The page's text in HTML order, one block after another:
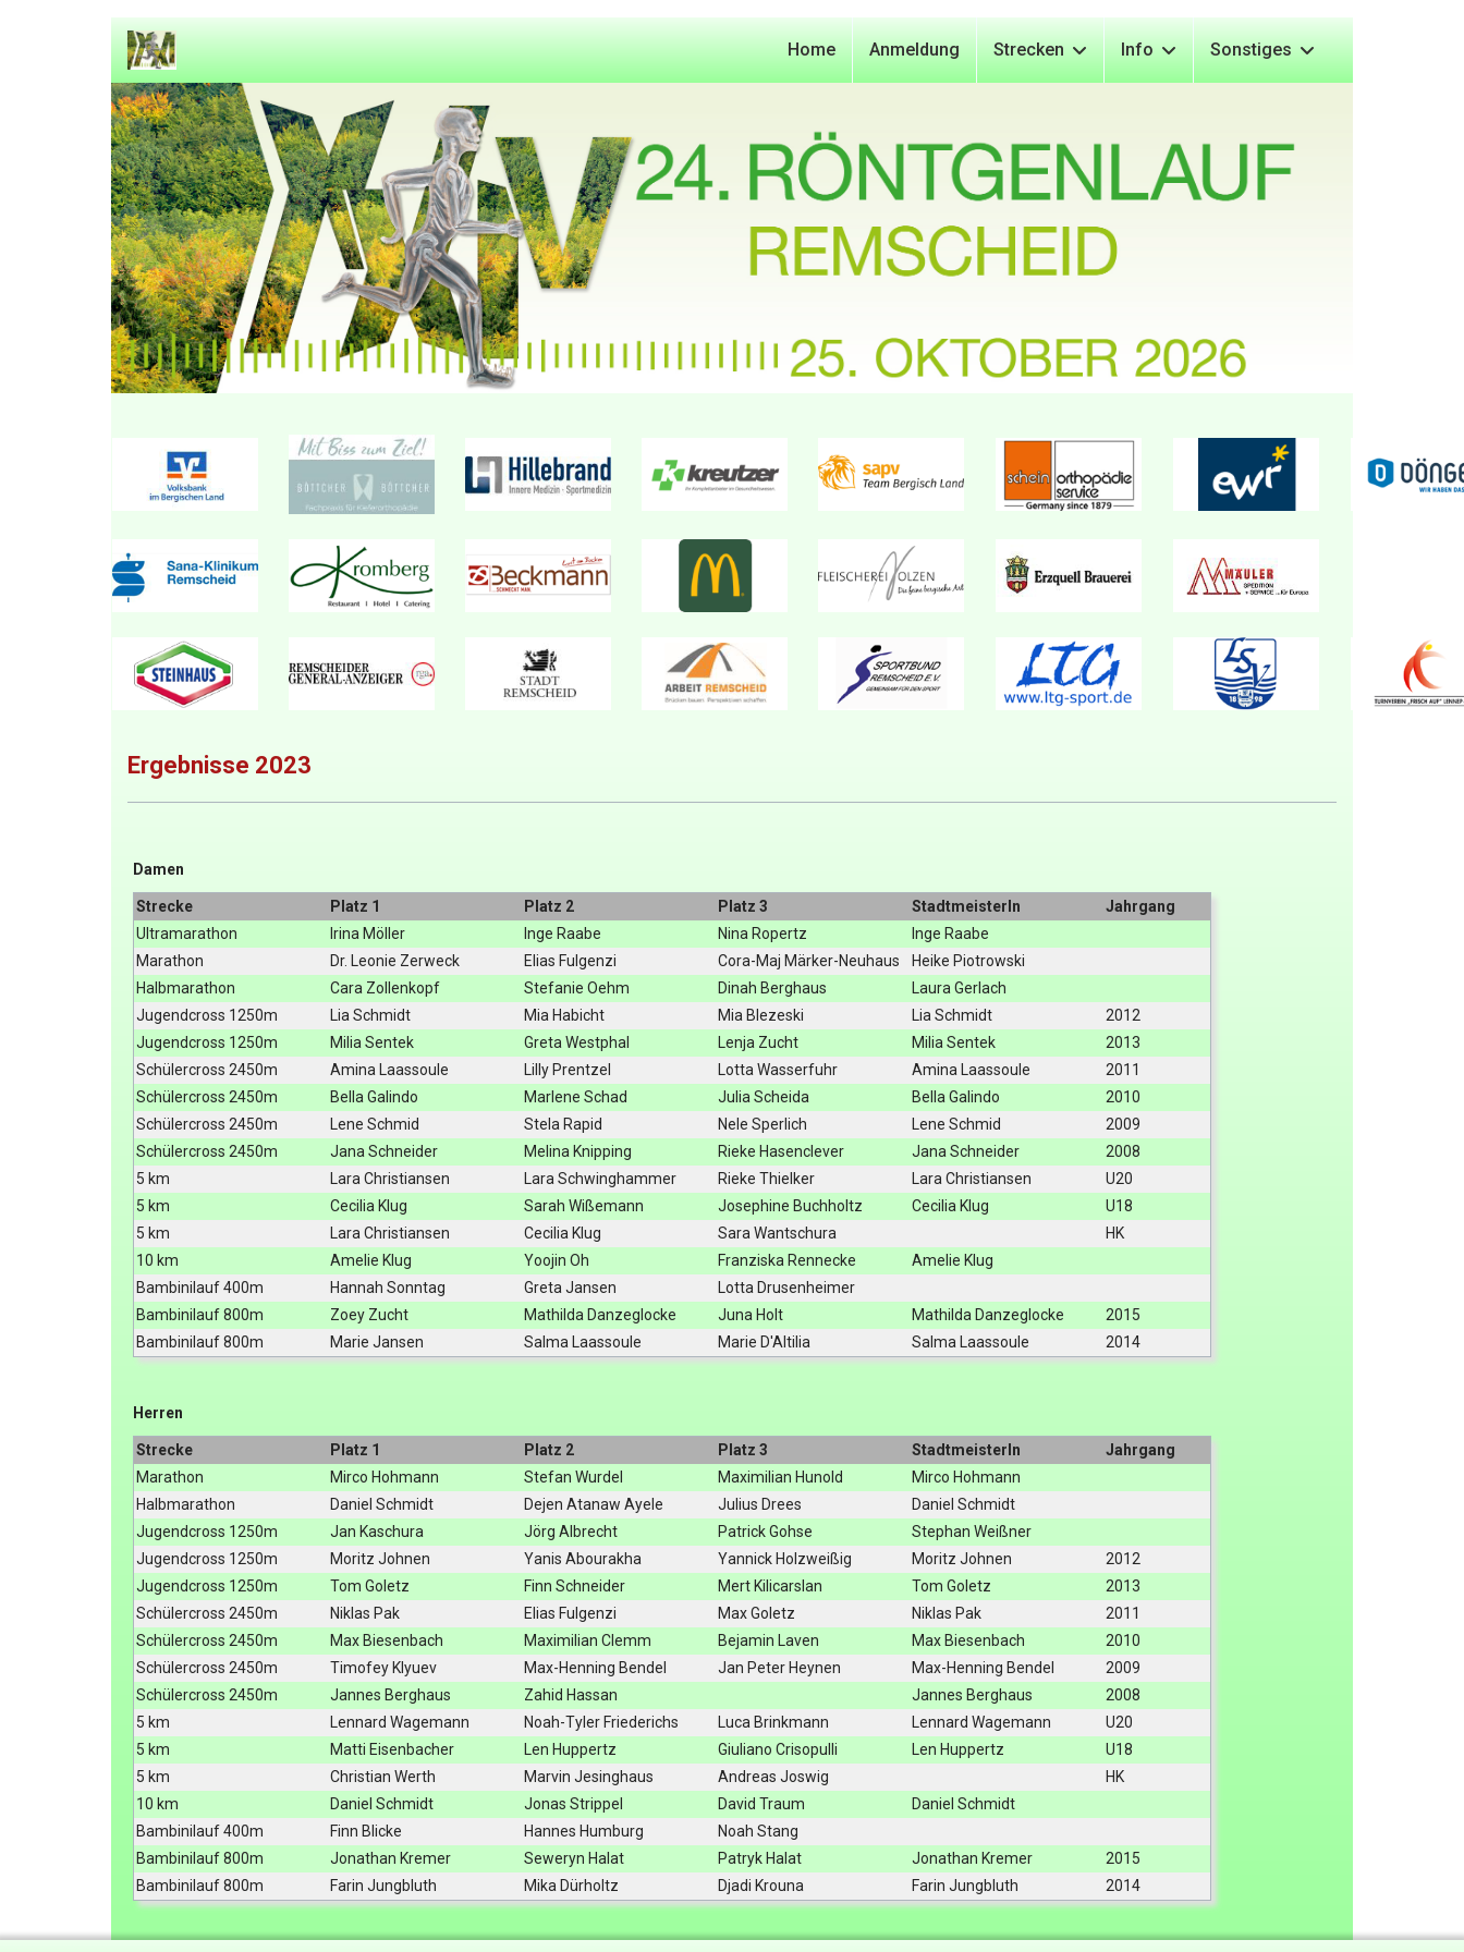
Home Anmeldung Strecken Info Sonstiges
Ergebnisse 2023
Damen
Strecke Platz 1 Platz 2 Platz 3 StadtmeisterIn
Jahrgang
Ultramarathon
Irina Möller Inge Raabe Nina Ropertz
Inge Raabe
Marathon
Dr. Leonie Zerweck Elias Fulgenzi Cora-Maj Märker-Neuhaus
Heike Piotrowski
Halbmarathon
Cara Zollenkopf Stefanie Oehm Dinah Berghaus
Laura Gerlach
Jugendcross 1250m
Lia Schmidt Mia Habicht Mia Blezeski Lia Schmidt
2012
Jugendcross 1250m
Milia Sentek Greta Westphal Lenja Zucht Milia Sentek
2013
Schülercross 2450m
Amina Laassoule Lilly Prentzel Lotta Wasserfuhr Amina Laassoule
2011
Schülercross 2450m
Bella Galindo Marlene Schad Julia Scheida Bella Galindo
2010
Schülercross 2450m
Lene Schmid Stela Rapid Nele Sperlich Lene Schmid
2009
Schülercross 2450m
Jana Schneider Melina Knipping Rieke Hasenclever Jana Schneider
2008
5 km
Lara Christiansen Lara Schwinghammer Rieke Thielker Lara Christiansen
U20
5 km
Cecilia Klug Sarah Wißemann Josephine Buchholtz Cecilia Klug
U18
5 km
Lara Christiansen Cecilia Klug Sara Wantschura
HK
10 km
Amelie Klug Yoojin Oh Franziska Rennecke
Amelie Klug
Bambinilauf 400m
Hannah Sonntag Greta Jansen
Lotta Drusenheimer
Bambinilauf 800m
Zoey Zucht Mathilda Danzeglocke Juna Holt Mathilda Danzeglocke
2015
Bambinilauf 800m
Marie Jansen Salma Laassoule Marie D'Altilia Salma Laassoule 2014
Herren
Strecke Platz 1 Platz 2 Platz 3 StadtmeisterIn
Jahrgang
Marathon
Mirco Hohmann Stefan Wurdel Maximilian Hunold
Mirco Hohmann
Halbmarathon
Daniel Schmidt Dejen Atanaw Ayele Julius Drees
Daniel Schmidt
Jugendcross 1250m
Jan Kaschura Jörg Albrecht Patrick Gohse
Stephan Weißner
Jugendcross 1250m
Moritz Johnen Yanis Abourakha Yannick Holzweißig Moritz Johnen
2012
Jugendcross 1250m
Tom Goletz Finn Schneider Mert Kilicarslan Tom Goletz
2013
Schülercross 2450m
Niklas Pak Elias Fulgenzi Max Goletz Niklas Pak
2011
Schülercross 2450m
Max Biesenbach Maximilian Clemm Bejamin Laven Max Biesenbach
2010
Schülercross 2450m
Timofey Klyuev Max-Henning Bendel Jan Peter Heynen Max-Henning Bendel
2009
Schülercross 2450m
Jannes Berghaus Zahid Hassan Jannes Berghaus
2008
5 km
Lennard Wagemann Noah-Tyler Friederichs Luca Brinkmann Lennard Wagemann
U20
5 km
Matti Eisenbacher Len Huppertz Giuliano Crisopulli Len Huppertz
U18
5 km
Christian Werth Marvin Jesinghaus Andreas Joswig
HK
10 km
Daniel Schmidt Jonas Strippel David Traum
Daniel Schmidt
Bambinilauf 400m
Finn Blicke Hannes Humburg
Noah Stang
Bambinilauf 800m
Jonathan Kremer Seweryn Halat Patryk Halat Jonathan Kremer
2015
Bambinilauf 800m
Farin Jungbluth Mika Dürholtz Djadi Krouna Farin Jungbluth 2014